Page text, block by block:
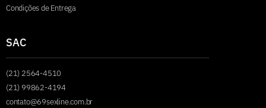
Condições de Entrega
SAC
(21) 2564-4510
(21) 99862-4194
contato@69sexline.com.br